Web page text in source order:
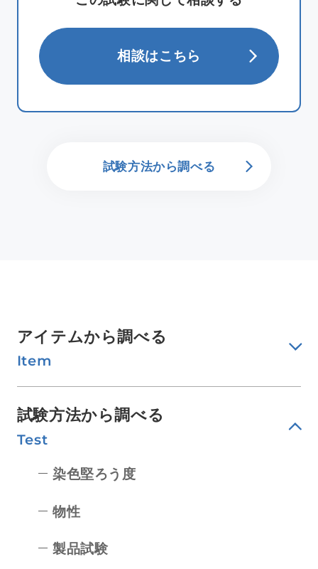
相談はこちら
試験方法から調べる
アイテムから調べる
Item
試験方法から調べる
Test
染色堅ろう度
物性
製品試験